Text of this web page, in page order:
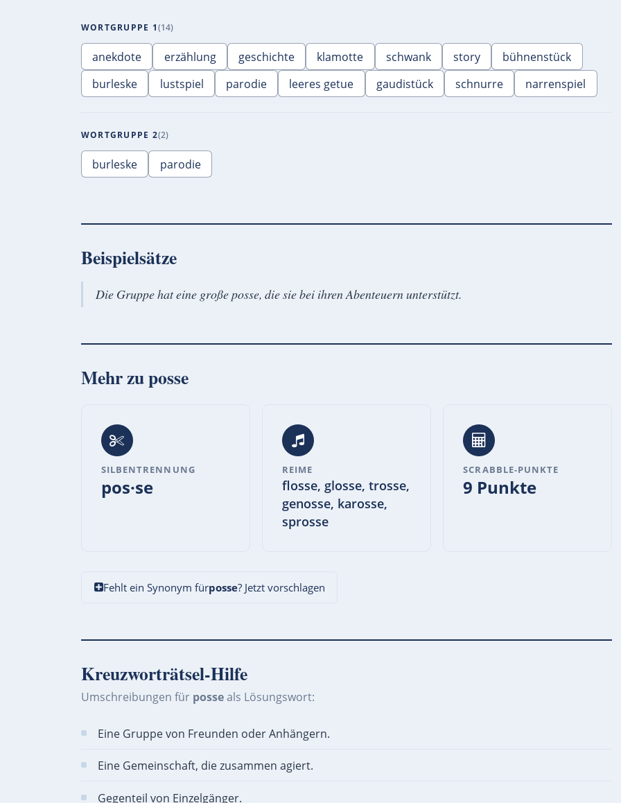
WORTGRUPPE 1 14
anekdote erzählung geschichte klamotte schwank story
bühnenstück
burleske
lustspiel parodie leeres getue gaudistück schnurre narrenspiel
WORTGRUPPE 2 2
burleske parodie
Beispielsätze
Die Gruppe hat eine große posse, die sie bei ihren Abenteuern unterstützt.
Mehr zuposse
SILBENTRENNUNG
pos·se
REIME
flosse, glosse, trosse,
genosse, karosse,
sprosse
SCRABBLE-PUNKTE
9 Punkte
Fehlt ein Synonym fürposse? Jetzt vorschlagen
Kreuzworträtsel-Hilfe
Umschreibungen für posseals Lösungswort:
Eine Gruppe von Freunden oder Anhängern.
Eine Gemeinschaft, die zusammen agiert.
Gegenteil von Einzelgänger.